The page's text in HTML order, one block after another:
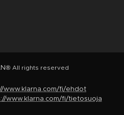
® All rights reserved
www.klarna.com/fi/ehdot
www.klarna.com/fi/tietosuoja